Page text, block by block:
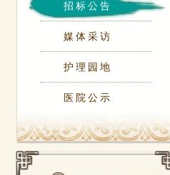
招标公告
媒体采访
护理园地
医院公示